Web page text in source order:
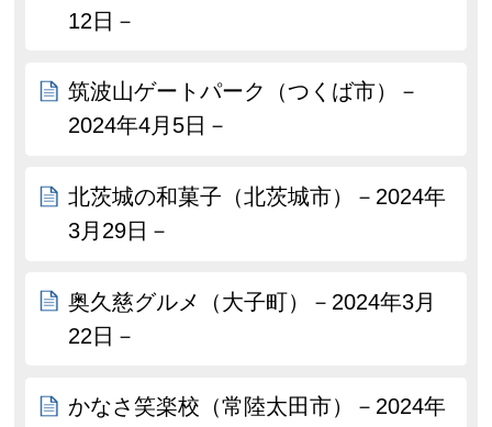
12日－
筑波山ゲートパーク（つくば市）－
2024年4月5日－
北茨城の和菓子（北茨城市）－2024年
3月29日－
奥久慈グルメ（大子町）－2024年3月
22日－
かなさ笑楽校（常陸太田市）－2024年